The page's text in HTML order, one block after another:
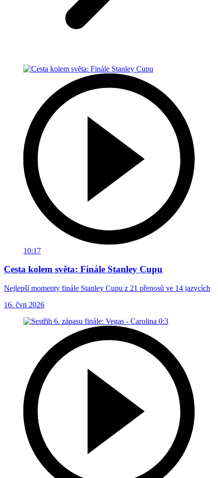
10:17
Cesta kolem světa: Finále Stanley Cupu
Nejlepší momenty finále Stanley Cupu z 21 přenosů ve 14 jazycích
16. čvn 2026